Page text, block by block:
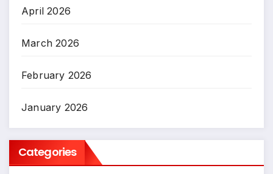
April 2026
March 2026
February 2026
January 2026
Categories